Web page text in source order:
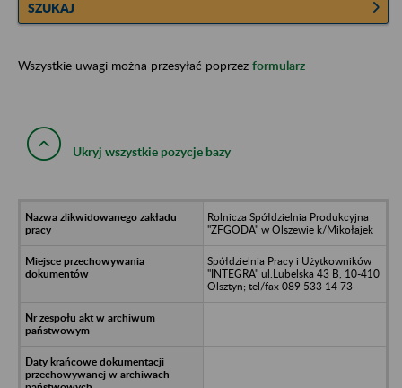
SZUKAJ
Wszystkie uwagi można przesyłać poprzez formularz
Ukryj wszystkie pozycje bazy
Rolnicza Spółdzielnia Produkcyjna
"ZFGODA" w Olszewie k/Mikołajek
Spółdzielnia Pracy i Użytkowników
"INTEGRA" ul.Lubelska 43 B, 10-410
Olsztyn; tel/fax 089 533 14 73